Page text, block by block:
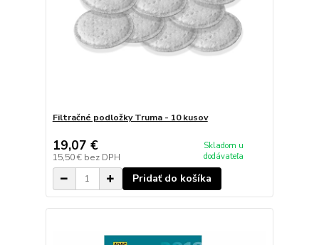
Filtračné podložky Truma - 10 kusov
19,07 €
15,50 € bez DPH
Skladom u
dodávateľa
Pridať do košíka